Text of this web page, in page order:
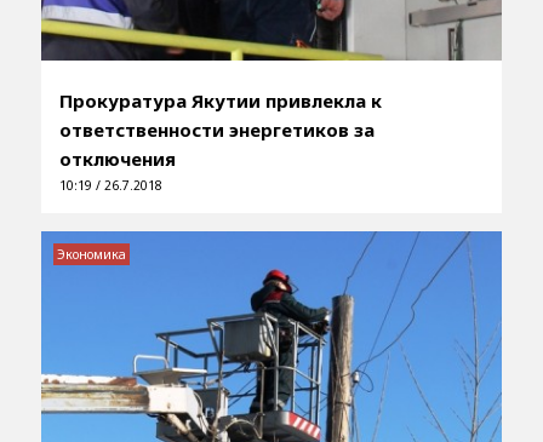
Прокуратура Якутии привлекла к
ответственности энергетиков за
отключения
10:19 / 26.7.2018
Экономика